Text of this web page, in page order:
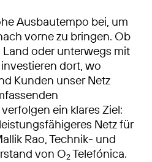
Ausbautempo bei, um
vorne zu bringen. Ob
oder unterwegs mit
dort, wo
Kunden unser Netz
ein klares Ziel:
Netz für
Rao, Technik- und
von O2Telefónica.